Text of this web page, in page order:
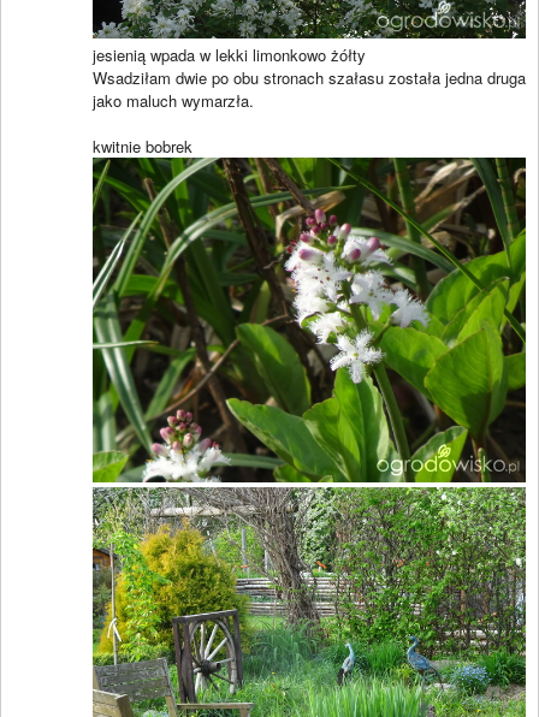
jesienią wpada w lekki limonkowo żółty
Wsadziłam dwie po obu stronach szałasu została jedna druga
jako maluch wymarzła.
kwitnie bobrek